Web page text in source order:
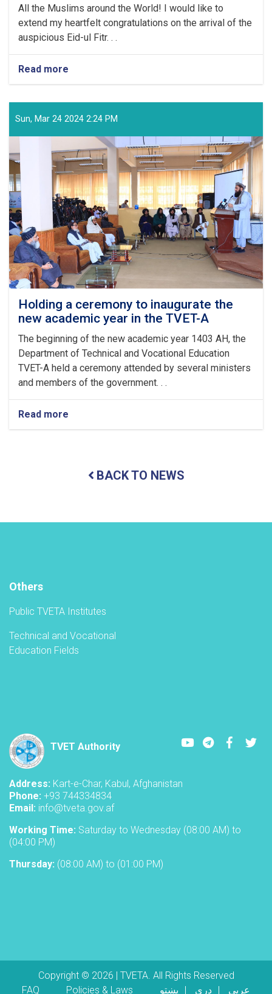
All the Muslims around the World! I would like to
extend my heartfelt congratulations on the arrival of the
auspicious Eid-ul Fitr. . .
Read more
Congratulatory
of
the
Leader
of
the
Islamic
Emirate
on
the
Arrival
of
the
Auspicious
Eid-
ul
Fitr
Sun, Mar 24 2024 2:24 PM
Holding a ceremony to inaugurate the
new academic year in the TVET-A
The beginning of the new academic year 1403 AH, the
Department of Technical and Vocational Education
TVET-A held a ceremony attended by several ministers
and members of the government. . .
Read more
Holding
inaugurate
year
BACK TO NEWS
Others
Public TVETA Institutes
Technical and Vocational
Education Fields
TVET Authority
YoutubeLinkedIn
Address: Kart-e-Char, Kabul, Afghanistan
Phone: +93 744334834
Email: info@tveta.gov.af
Working Time: Saturday to Wednesday (08:00 AM) to
(04:00 PM)
Thursday: (08:00 AM) to (01:00 PM)
Copyright © 2026 | TVETA. All Rights Reserved
FAQ Policies & Laws پښتو دری عربی